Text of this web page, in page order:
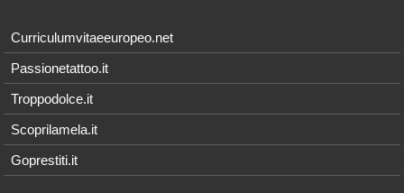
Curriculumvitaeeuropeo.net
Passionetattoo.it
Troppodolce.it
Scoprilamela.it
Goprestiti.it